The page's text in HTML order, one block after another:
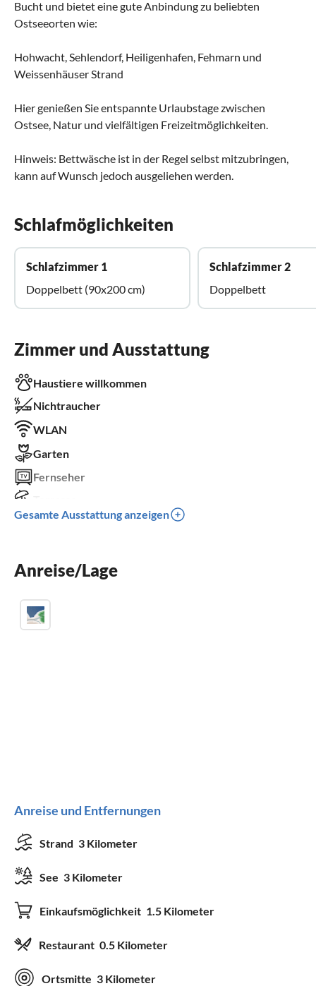
Bucht und bietet eine gute Anbindung zu beliebten
Ostseeorten wie:
Hohwacht, Sehlendorf, Heiligenhafen, Fehmarn und
Weissenhäuser Strand
Hier genießen Sie entspannte Urlaubstage zwischen
Ostsee, Natur und vielfältigen Freizeitmöglichkeiten.
Hinweis: Bettwäsche ist in der Regel selbst mitzubringen,
kann auf Wunsch jedoch ausgeliehen werden.
Schlafmöglichkeiten
Schlafzimmer 1
Doppelbett (90x200 cm)
Schlafzimmer 2
Doppelbett
Zimmer und Ausstattung
Haustiere willkommen
Nichtraucher
WLAN
Garten
Fernseher
Spülmaschine
Kamin
Gesamte Ausstattung anzeigen
Anreise/Lage
Anreise und Entfernungen
Strand 3 Kilometer
See 3 Kilometer
Einkaufsmöglichkeit 1.5 Kilometer
Restaurant 0.5 Kilometer
Ortsmitte 3 Kilometer